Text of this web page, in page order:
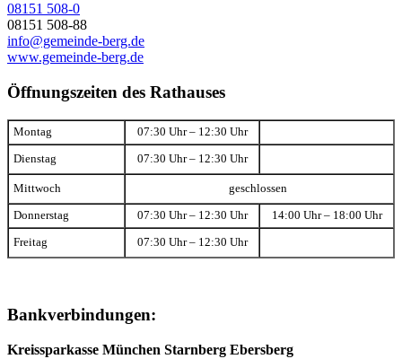
08151 508-0
08151 508-88
info@gemeinde-berg.de
www.gemeinde-berg.de
Öffnungszeiten des Rathauses
Montag 07:30 Uhr – 12:30 Uhr
Dienstag 07:30 Uhr – 12:30 Uhr
Mittwoch geschlossen
Donnerstag 07:30 Uhr – 12:30 Uhr 14:00 Uhr – 18:00 Uhr
Freitag 07:30 Uhr – 12:30 Uhr
Bankverbindungen:
Kreissparkasse München Starnberg Ebersberg